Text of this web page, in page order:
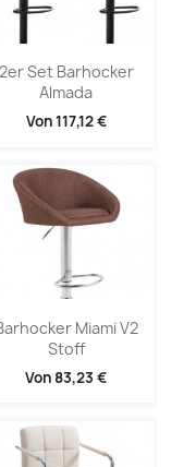
2er Set Barhocker
Almada
Von117,12 €
Miami V2
Stoff
Von 83,23 €